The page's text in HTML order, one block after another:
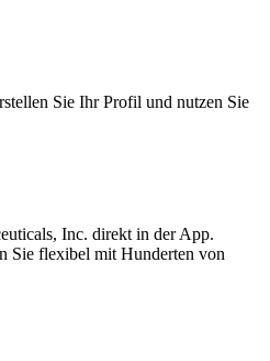
Sie Ihr Profil und nutzen Sie
Inc. direkt in der App.
Sie flexibel mit Hunderten von